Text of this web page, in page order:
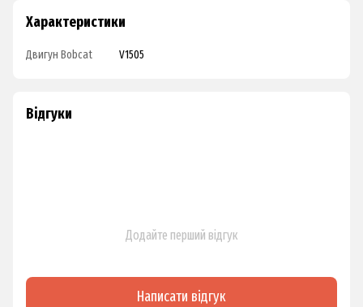
Характеристики
Двигун Bobcat V1505
Відгуки
Додайте перший відгук
Написати відгук